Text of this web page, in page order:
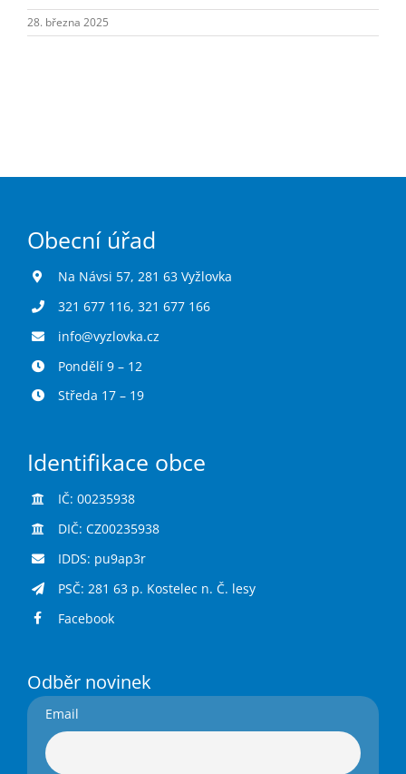
28. března 2025
Obecní úřad
Na Návsi 57, 281 63 Vyžlovka
321 677 116, 321 677 166
info@vyzlovka.cz
Pondělí 9 – 12
Středa 17 – 19
Identifikace obce
IČ: 00235938
DIČ: CZ00235938
IDDS: pu9ap3r
PSČ: 281 63 p. Kostelec n. Č. lesy
Facebook
Odběr novinek
Email